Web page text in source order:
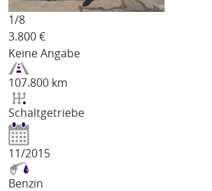
1/8
3.800 €
Keine Angabe
107.800 km
Schaltgetriebe
11/2015
Benzin